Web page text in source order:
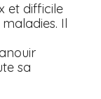
et difficile
Il
sa